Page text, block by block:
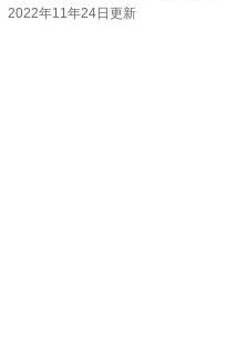
2022年11年24日更新